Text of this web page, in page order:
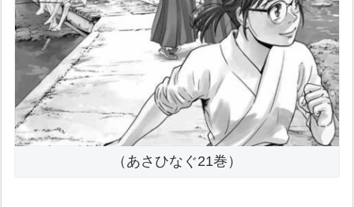
（あさひなぐ21巻）